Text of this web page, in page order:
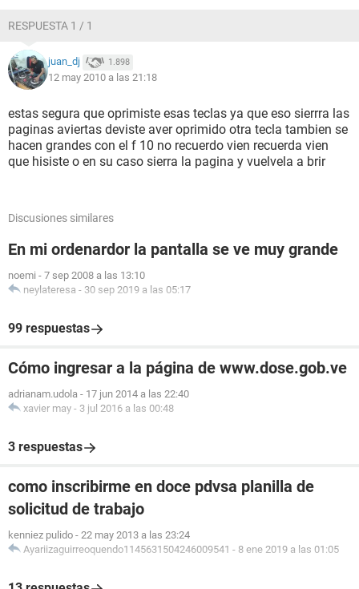
RESPUESTA 1 / 1
juan_dj 1.898
12 may 2010 a las 21:18
estas segura que oprimiste esas teclas ya que eso sierrra las
paginas aviertas deviste aver oprimido otra tecla tambien se
hacen grandes con el f 10 no recuerdo vien recuerda vien
que hisiste o en su caso sierra la pagina y vuelvela a brir
Discusiones similares
En mi ordenardor la pantalla se ve muy grande
noemi - 7 sep 2008 a las 13:10
neylateresa - 30 sep 2019 a las 05:17
99 respuestas
Cómo ingresar a la página de www.dose.gob.ve
adrianam.udola - 17 jun 2014 a las 22:40
xavier may - 3 jul 2016 a las 00:48
3 respuestas
como inscribirme en doce pdvsa planilla de
solicitud de trabajo
kenniez pulido - 22 may 2013 a las 23:24
Ayariizaguirreoquendo1145631504246009541 - 8 ene 2019 a las 01:05